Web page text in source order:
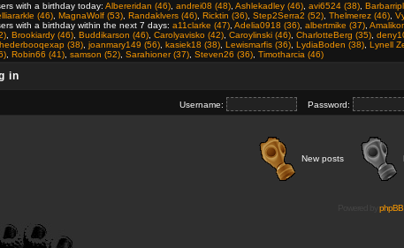
with a birthday today: Albereridan (46) andrei08 (48) Ashlekadley (46) avi6524 (38)
(46) MagnaWolf (53) Randaklvers (46) Ricktin (36) Step2Serra2 (52) Thelmerez (46)
with a birthday within the next 7 days: a11clarke (47) Adelia0918 (36) albertmike (37)
Brookiardy (46) Buddikarson (46) Carolyavisko (42) Caroylinski (46) CharlotteBerg (35)
(38) joanmary149 (56) kasiek18 (38) Lewismarfis (36) LydiaBoden (38) Lynell
Robin66 (41) samson (52) Sarahioner (37) Steven26 (36) Timotharcia (46)
in
Username: Password:
New posts
phpBB